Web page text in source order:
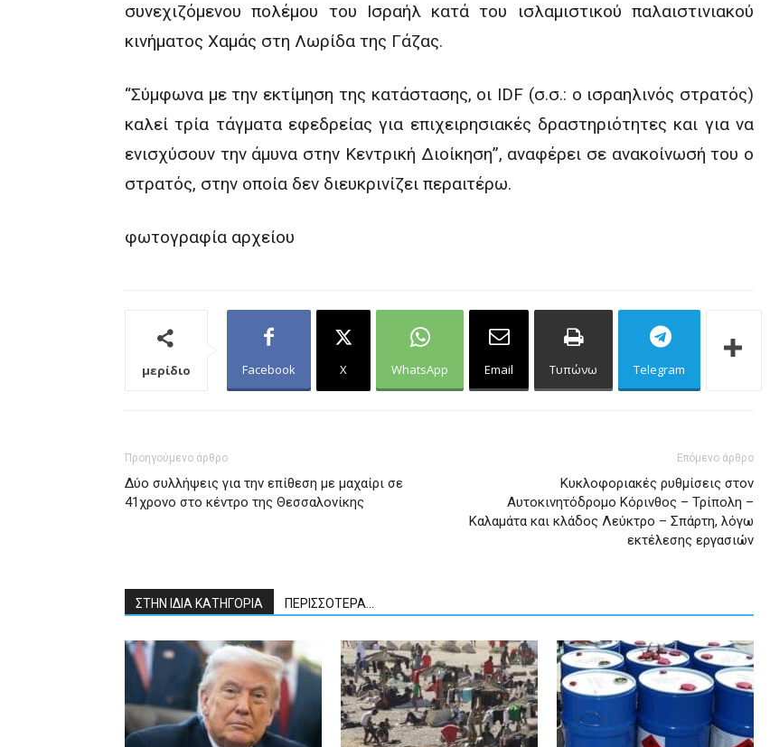
συνεχιζόμενου πολέμου του Ισραήλ κατά του ισλαμιστικού παλαιστινιακού
κινήματος Χαμάς στη Λωρίδα της Γάζας.
“Σύμφωνα με την εκτίμηση της κατάστασης, οι IDF (σ.σ.: ο ισραηλινός στρατός)
καλεί τρία τάγματα εφεδρείας για επιχειρησιακές δραστηριότητες και για να
ενισχύσουν την άμυνα στην Κεντρική Διοίκηση”, αναφέρει σε ανακοίνωσή του ο
στρατός, στην οποία δεν διευκρινίζει περαιτέρω.
φωτογραφία αρχείου
μερίδιο Facebook X WhatsApp Email Τυπώνω Telegram
Προηγούμενο άρθρο
Δύο συλλήψεις για την επίθεση με μαχαίρι σε
41χρονο στο κέντρο της Θεσσαλονίκης
Επόμενο άρθρο
Κυκλοφοριακές ρυθμίσεις στον
Αυτοκινητόδρομο Κόρινθος – Τρίπολη –
Καλαμάτα και κλάδος Λεύκτρο – Σπάρτη, λόγω
εκτέλεσης εργασιών
ΣΤΗΝ ΙΔΙΑ ΚΑΤΗΓΟΡΙΑ ΠΕΡΙΣΣΟΤΕΡΑ...